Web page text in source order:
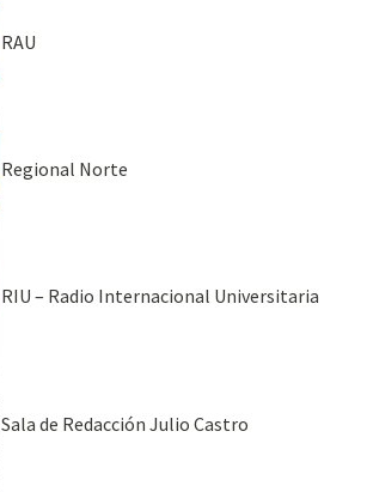
RAU
Regional Norte
RIU – Radio Internacional Universitaria
Sala de Redacción Julio Castro